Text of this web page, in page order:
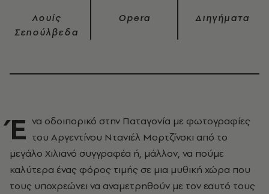
Λουίς
Σεπούλβεδα
Opera Διηγήματα
Έ να οδοιπορικό στην Παταγονία με φωτογραφίες
του Αργεντίνου Ντανιέλ Μορτζίνσκι από το
μεγάλο Χιλιανό συγγραφέα ή, μάλλον, να πούμε
καλύτερα ένας φόρος τιμής σε μια μυθική χώρα που
τους υποχρεώνει να αναμετρηθούν με τον εαυτό τους